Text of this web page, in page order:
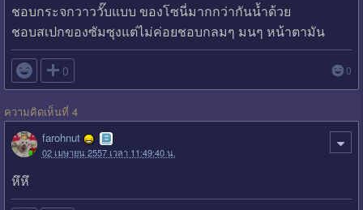
ชอบกระจกวาววั๊บแบบ ของโซนี่มากกว่ากันน้ำด้วย
ชอบสเปกของซัมซุงแต่ไม่ค่อยชอบกลมๆ มนๆ หน้าตามัน
 0 0
ความคิดเห็นที่ 4
farohnut
02 เมษายน 2557 เวลา 11:49:40 น.
หึหึ